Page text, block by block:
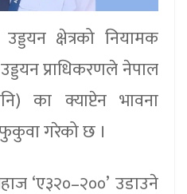
क्षेत्रको नियामक
प्राधिकरणले नेपाल
का क्याप्टेन भावना
गरेको छ ।
‘ए३२०–२००’ उडाउने